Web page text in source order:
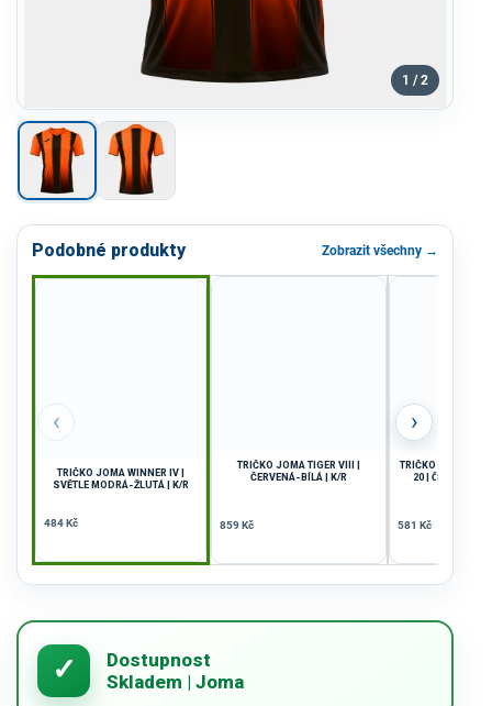
1 / 2
Podobné produkty Zobrazit všechny →
‹
TRIČKO JOMA WINNER IV |
SVĚTLE MODRÁ-ŽLUTÁ | K/R
484 Kč
TRIČKO JOMA TIGER VIII |
ČERVENÁ-BÍLÁ | K/R
859 Kč
TRIČKO JOMA
20 | ČERVENÁ-
581 Kč
›